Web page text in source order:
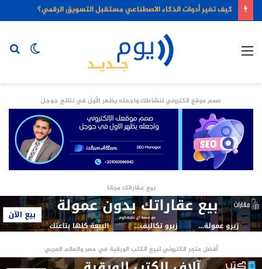
كيف تغير أدوات الذكاء الاصطناعي مستقبل التسويق الرقمي؟
الوضع
صمم موقع الكتروني لنشاطك واجعله يظهر الأول في نتائج جوجل
بيع عقاراتك مجانا
أفضل متجر الكتروني لبيع الكتب الورقية في مصر والعالم العربي